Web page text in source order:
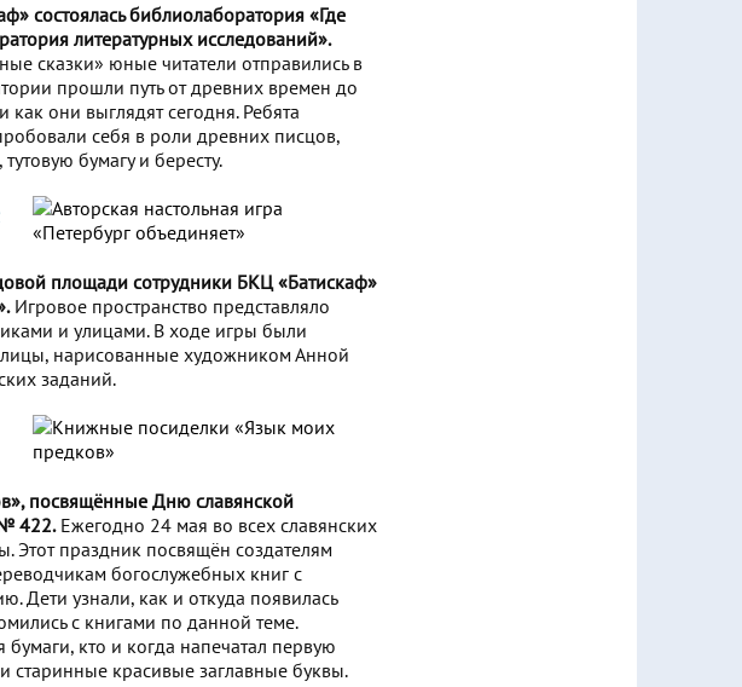
состоялась библиолаборатория «Где
литературных исследований».
сказки» юные читатели отправились в
прошли путь от древних времен до
они выглядят сегодня. Ребята
себя в роли древних писцов,
бумагу и бересту.
площади сотрудники БКЦ «Батискаф»
Игровое пространство представляло
и улицами. В ходе игры были
нарисованные художником Анной
заданий.
посвящённые Дню славянской
№ 422.Ежегодно 24 мая во всех славянских
Этот праздник посвящён создателям
богослужебных книг с
Дети узнали, как и откуда появилась
с книгами по данной теме.
кто и когда напечатал первую
старинные красивые заглавные буквы.